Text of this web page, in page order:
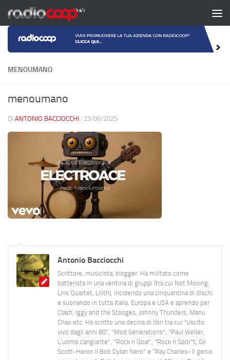
Salta al contenuto
MENOUMANO
menoumano
DI ANTONIO BACCIOCCHI · 23/06/2025
Antonio Bacciocchi
Scrittore, musicista, blogger. Ha militato come
batterista in una ventina di gruppi (tra cui Not Moving,
Link Quartet, Lilith), incidendo una cinquantina di dischi
e suonando in tutta Italia, Europa e USA e aprendo per
Clash, Iggy and the Stooges, Johnny Thunders, Manu
Chao etc. Ha scritto una decina di libri tra cui "Uscito
vivo dagli anni 80", "Mod Generations", "Paul Weller,
L’uomo cangiante", "Rock n Goal", "Rock n Spor"t, Gil
Scott-Heron Il Bob Dylan Nero" e "Ray Charles- Il genio